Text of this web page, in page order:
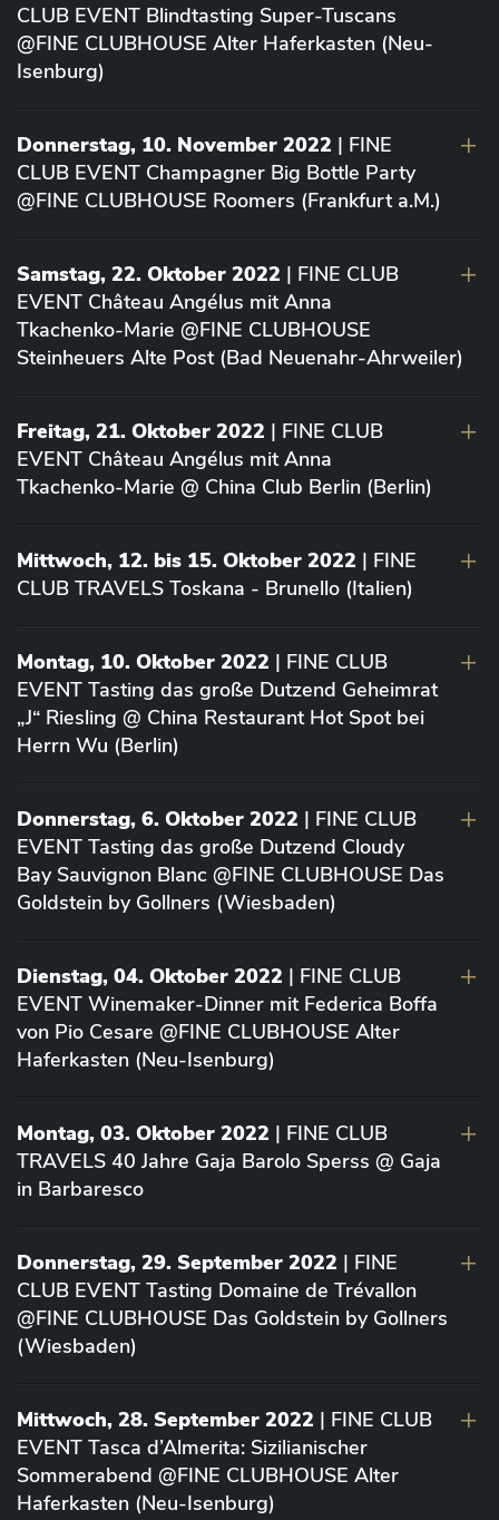
CLUB EVENT Blindtasting Super-Tuscans
@FINE CLUBHOUSE Alter Haferkasten (Neu-
Isenburg)
Donnerstag, 10. November 2022 | FINE
CLUB EVENT Champagner Big Bottle Party
@FINE CLUBHOUSE Roomers (Frankfurt a.M.)
Samstag, 22. Oktober 2022 | FINE CLUB
EVENT Château Angélus mit Anna
Tkachenko-Marie @FINE CLUBHOUSE
Steinheuers Alte Post (Bad Neuenahr-Ahrweiler)
Freitag, 21. Oktober 2022 | FINE CLUB
EVENT Château Angélus mit Anna
Tkachenko-Marie @ China Club Berlin (Berlin)
Mittwoch, 12. bis 15. Oktober 2022 | FINE
CLUB TRAVELS Toskana - Brunello (Italien)
Montag, 10. Oktober 2022 | FINE CLUB
EVENT Tasting das große Dutzend Geheimrat
„J“ Riesling @ China Restaurant Hot Spot bei
Herrn Wu (Berlin)
Donnerstag, 6. Oktober 2022 | FINE CLUB
EVENT Tasting das große Dutzend Cloudy
Bay Sauvignon Blanc @FINE CLUBHOUSE Das
Goldstein by Gollners (Wiesbaden)
Dienstag, 04. Oktober 2022 | FINE CLUB
EVENT Winemaker-Dinner mit Federica Boffa
von Pio Cesare @FINE CLUBHOUSE Alter
Haferkasten (Neu-Isenburg)
Montag, 03. Oktober 2022 | FINE CLUB
TRAVELS 40 Jahre Gaja Barolo Sperss @ Gaja
in Barbaresco
Donnerstag, 29. September 2022 | FINE
CLUB EVENT Tasting Domaine de Trévallon
@FINE CLUBHOUSE Das Goldstein by Gollners
(Wiesbaden)
Mittwoch, 28. September 2022 | FINE CLUB
EVENT Tasca d’Almerita: Sizilianischer
Sommerabend @FINE CLUBHOUSE Alter
Haferkasten (Neu-Isenburg)